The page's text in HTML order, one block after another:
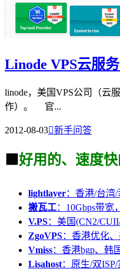
Linode VPS云服
linode，美国VPS公司（云
作）。 官...
2012-08-03新手问答
🟩 好用的、速度
lightlayer：香港/台湾
搬瓦工：10Gbps带
V.PS：美国(CN2/
ZgoVPS：香港优化
Vmiss：香港bgp、韩
Lisahost：原生/双